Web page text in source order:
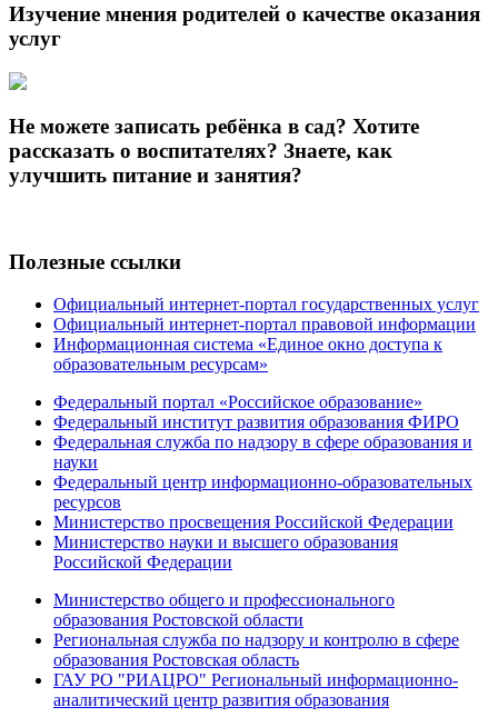
Изучение мнения родителей о качестве оказания
услуг
Не можете записать ребёнка в сад? Хотите
рассказать о воспитателях? Знаете, как
улучшить питание и занятия?
Полезные ссылки
Официальный интернет-портал государственных услуг
Официальный интернет-портал правовой информации
Информационная система «Единое окно доступа к
образовательным ресурсам»
Федеральный портал «Российское образование»
Федеральный институт развития образования ФИРО
Федеральная служба по надзору в сфере образования и
науки
Федеральный центр информационно-образовательных
ресурсов
Министерство просвещения Российской Федерации
Министерство науки и высшего образования
Российской Федерации
Министерство общего и профессионального
образования Ростовской области
Региональная служба по надзору и контролю в сфере
образования Ростовская область
ГАУ РО "РИАЦРО" Региональный информационно-
аналитический центр развития образования